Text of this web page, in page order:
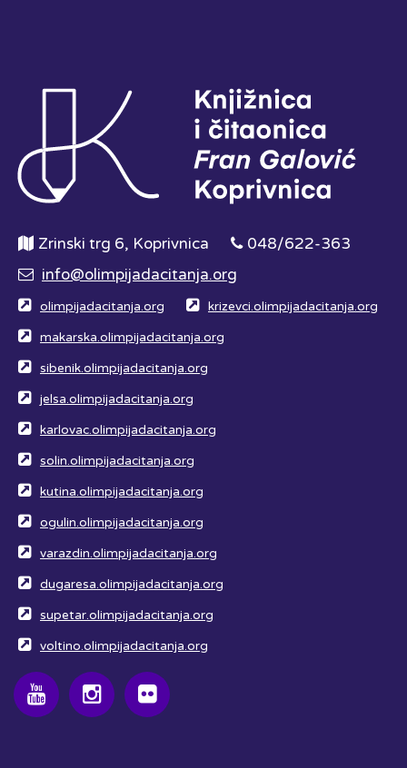
Zrinski trg 6, Koprivnica
048/622-363
info@olimpijadacitanja.org
olimpijadacitanja.org krizevci.olimpijadacitanja.org
makarska.olimpijadacitanja.org
sibenik.olimpijadacitanja.org
jelsa.olimpijadacitanja.org
karlovac.olimpijadacitanja.org
solin.olimpijadacitanja.org
kutina.olimpijadacitanja.org
ogulin.olimpijadacitanja.org
varazdin.olimpijadacitanja.org
dugaresa.olimpijadacitanja.org
supetar.olimpijadacitanja.org
voltino.olimpijadacitanja.org